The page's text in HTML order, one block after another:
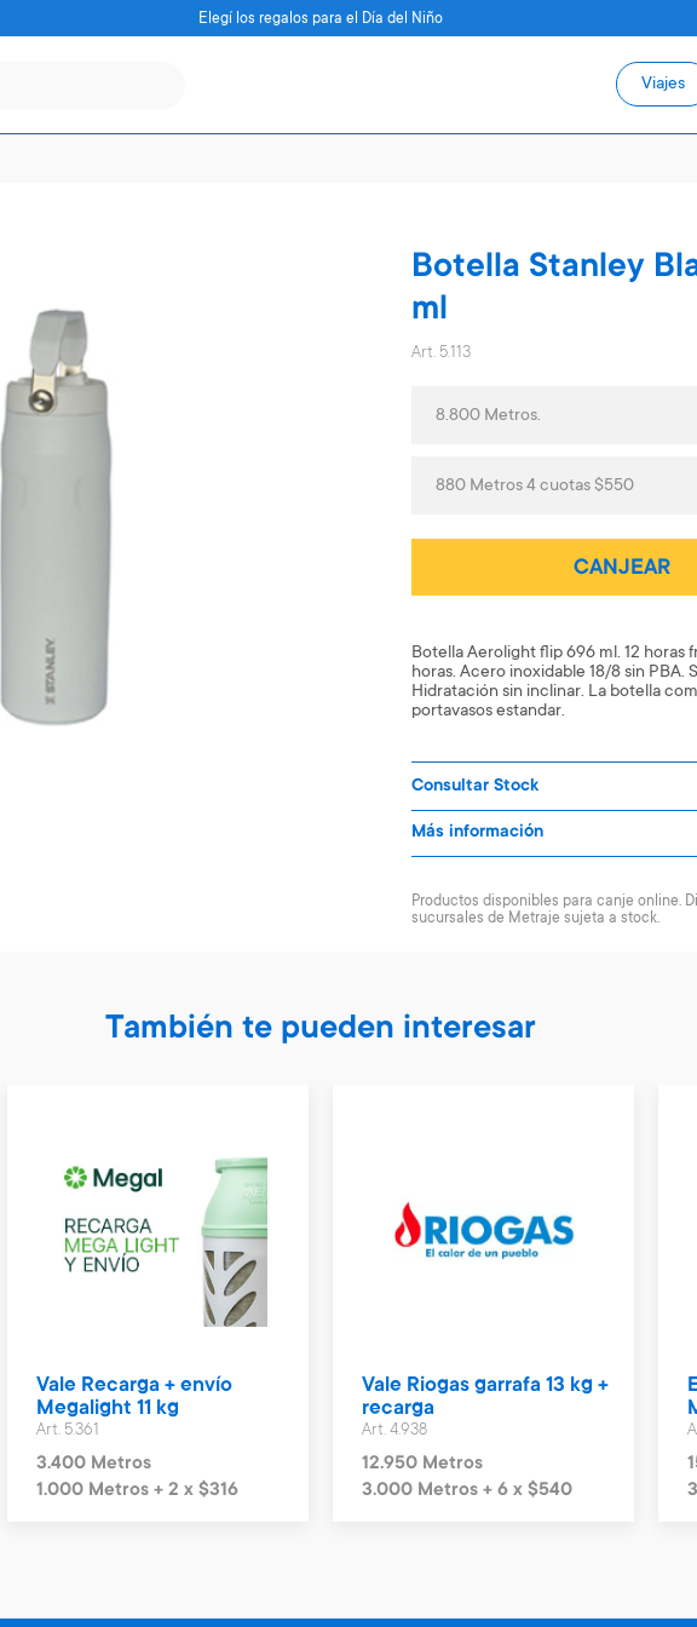
Botella Stanley
ml
Art. 5.113
8.800 Metros.
880 Metros 4 cuotas $550
CANJEAR
Botella Aerolight flip 696 ml. 12 horas
horas. Acero inoxidable 18/8 sin PBA.
Hidratación sin inclinar. La botella
portavasos estandar.
Consultar Stock
Más información
Productos disponibles para canje online.
sucursales de Metraje sujeta a stock.
También te pueden interesar
Vale Recarga + envío
Megalight 11 kg
Art. 5.361
3.400 Metros
1.000 Metros + 2 x $316
Vale Riogas garrafa 13 kg +
recarga
Art. 4.938
12.950 Metros
3.000 Metros + 6 x $540
Elegí los regalos para el Día del Niño
Viajes